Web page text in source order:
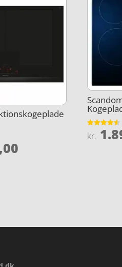
Vurderet
4.5
kr.